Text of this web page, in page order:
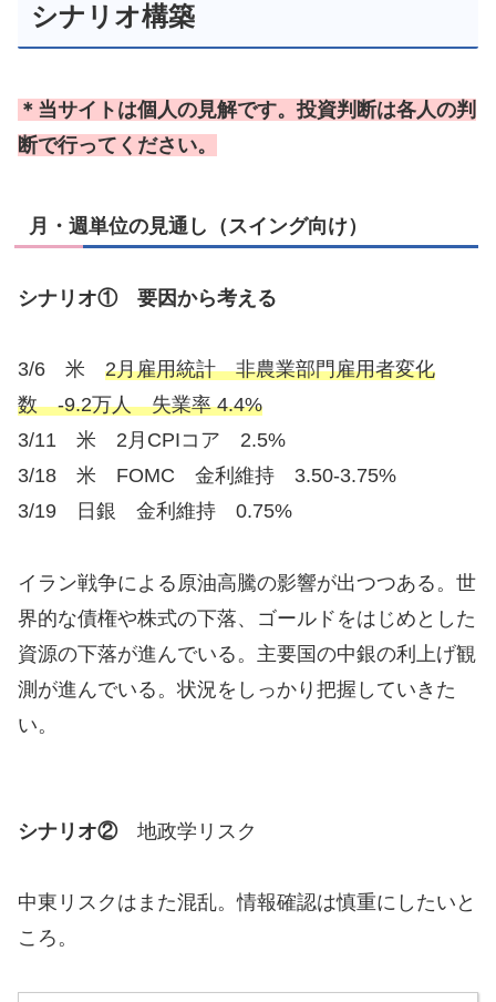
シナリオ構築
＊当サイトは個人の見解です。投資判断は各人の判
断で行ってください。
月・週単位の見通し（スイング向け）
シナリオ① 要因から考える
3/6 米 2月雇用統計 非農業部門雇用者変化
数 -9.2万人 失業率 4.4%
3/11 米 2月CPIコア 2.5%
3/18 米 FOMC 金利維持 3.50-3.75%
3/19 日銀 金利維持 0.75%
イラン戦争による原油高騰の影響が出つつある。世
界的な債権や株式の下落、ゴールドをはじめとした
資源の下落が進んでいる。主要国の中銀の利上げ観
測が進んでいる。状況をしっかり把握していきた
い。
シナリオ② 地政学リスク
中東リスクはまた混乱。情報確認は慎重にしたいと
ころ。